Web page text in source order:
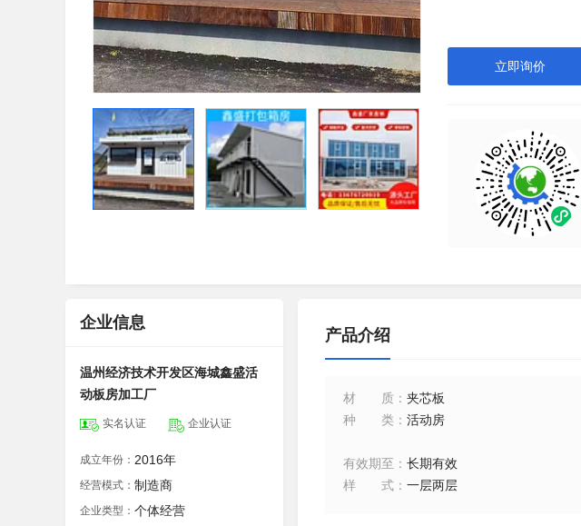
立即询价
企业信息
温州经济技术开发区海城鑫盛活
动板房加工厂
实名认证 企业认证
成立年份： 2016年
经营模式： 制造商
企业类型： 个体经营
产品介绍
材质 ： 夹芯板
种类 ： 活动房
有效期至 ： 长期有效
样式 ： 一层两层